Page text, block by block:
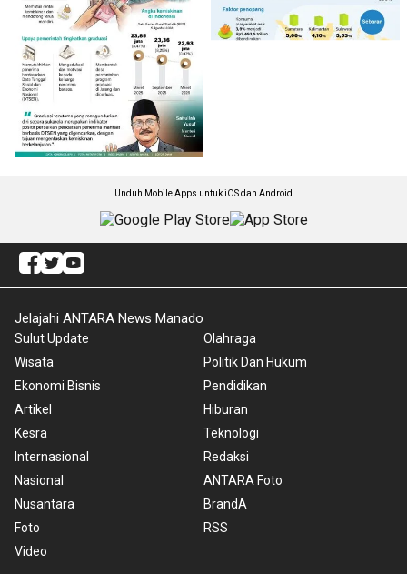
Unduh Mobile Apps untuk iOS dan Android
Jelajahi ANTARA News Manado
Sulut Update
Wisata
Ekonomi Bisnis
Artikel
Kesra
Internasional
Nasional
Nusantara
Foto
Video
Olahraga
Politik Dan Hukum
Pendidikan
Hiburan
Teknologi
Redaksi
ANTARA Foto
BrandA
RSS